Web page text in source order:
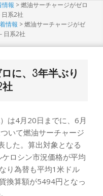
情報 >燃油サーチャージがゼロ
系2社
情報 >燃油サーチャージがゼ
日系2社
に、3年半ぶり
社
は4月20日までに、6月
いて燃油サーチャージ
した。算出対象となる
ロシン市況価格が平均
り為替も平均1米ドル
換算額が5494円となっ